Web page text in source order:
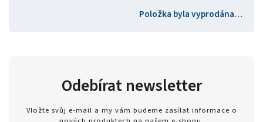
Položka byla vyprodána…
Odebírat newsletter
Vložte svůj e-mail a my vám budeme zasílat informace o